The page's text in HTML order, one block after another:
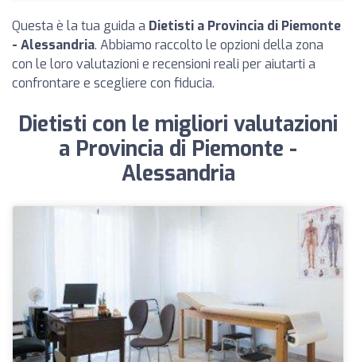
Questa è la tua guida a Dietisti a Provincia di Piemonte
- Alessandria. Abbiamo raccolto le opzioni della zona
con le loro valutazioni e recensioni reali per aiutarti a
confrontare e scegliere con fiducia.
Dietisti con le migliori valutazioni
a Provincia di Piemonte -
Alessandria